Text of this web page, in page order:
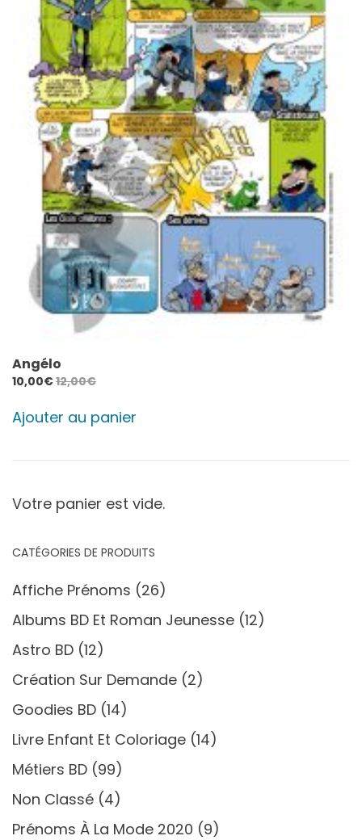
Angélo
10,00€12,00€
Ajouter au panier
Votre panier est vide.
CATÉGORIES DE PRODUITS
Affiche Prénoms (26)
Albums BD Et Roman Jeunesse (12)
Astro BD (12)
Création Sur Demande (2)
Goodies BD (14)
Livre Enfant Et Coloriage (14)
Métiers BD (99)
Non Classé (4)
Prénoms À La Mode 2020 (9)